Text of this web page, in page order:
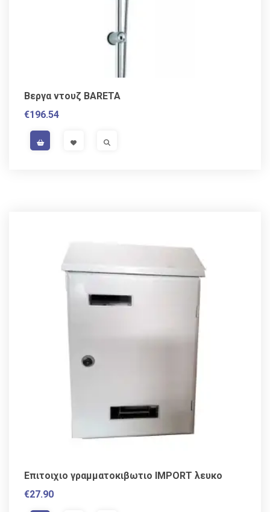
Βεργα ντουζ BARETA
€196.54
VISIT LINKVISIT LINK
Επιτοιχιο γραμματοκιβωτιο IMPORT λευκο
€27.90